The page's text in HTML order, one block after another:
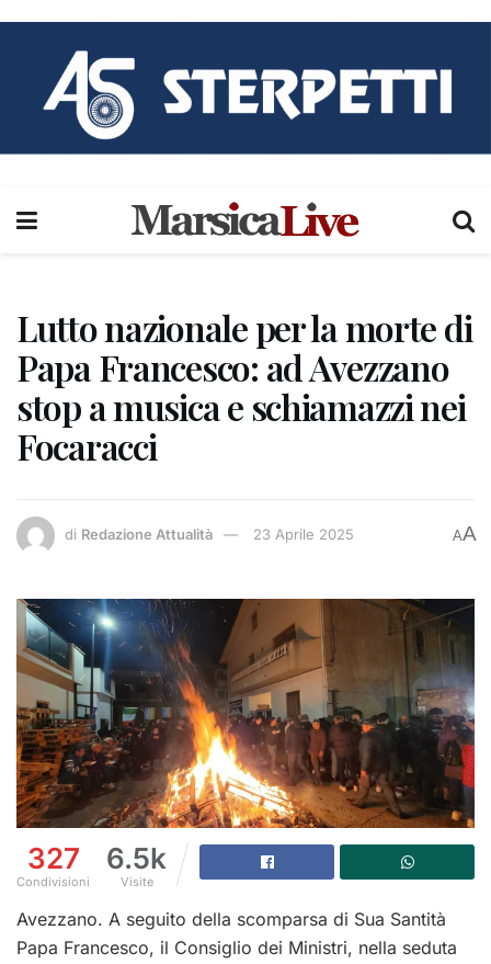
Lutto nazionale per la morte di
Papa Francesco: ad Avezzano
stop a musica e schiamazzi nei
Focaracci
di Redazione Attualità 23 Aprile 2025 AA
327
Condivisioni
6.5k
Visite
Avezzano. A seguito della scomparsa di Sua Santità
Papa Francesco, il Consiglio dei Ministri, nella seduta